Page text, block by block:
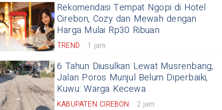
Rekomendasi Tempat Ngopi di Hotel
Cirebon, Cozy dan Mewah dengan
Harga Mulai Rp30 Ribuan
TREND 1 jam
6 Tahun Diusulkan Lewat Musrenbang,
Jalan Poros Munjul Belum Diperbaiki,
Kuwu: Warga Kecewa
KABUPATEN CIREBON 2 jam